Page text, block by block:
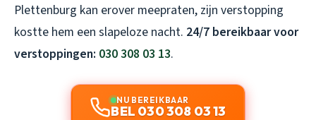
Plettenburg kan erover meepraten, zijn verstopping
kostte hem een slapeloze nacht. 24/7 bereikbaar voor
verstoppingen: 030 308 03 13.
NU BEREIKBAAR
BEL 030 308 03 13